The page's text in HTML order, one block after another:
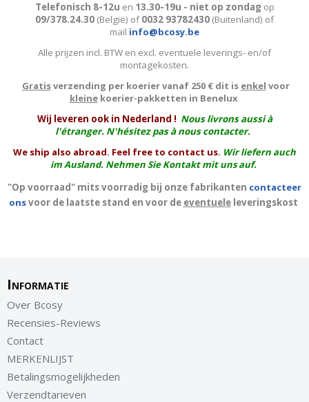
Telefonisch 8-12u en 13.30-19u - niet op zondag op
09/378.24.30 (België) of0032 93782430 (Buitenland) of
mail info@bcosy.be
Alle prijzen incl. BTW en excl. eventuele leverings- en/of
montagekosten.
Gratisverzending per koerier vanaf 250 € dit is enkel voor
kleinekoerier-pakketten in Benelux
Wij leveren ook in Nederland ! Nous livrons aussi à
l'étranger. N'hésitez pas à nous contacter.
We ship also abroad. Feel free to contact us. Wir liefern auch
im Ausland. Nehmen Sie Kontakt mit uns auf.
"Op voorraad" mits voorradig bij onze fabrikanten contacteer
onsvoor de laatste stand en voor de eventueleleveringskost
Informatie
Over Bcosy
Recensies-Reviews
Contact
MERKENLIJST
Betalingsmogelijkheden
Verzendtarieven